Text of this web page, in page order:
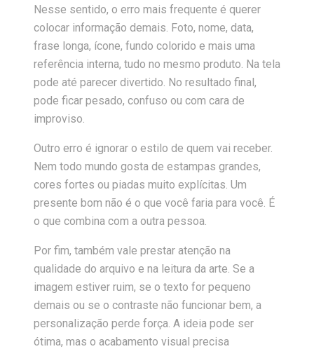
Nesse sentido, o erro mais frequente é querer
colocar informação demais. Foto, nome, data,
frase longa, ícone, fundo colorido e mais uma
referência interna, tudo no mesmo produto. Na tela
pode até parecer divertido. No resultado final,
pode ficar pesado, confuso ou com cara de
improviso.
Outro erro é ignorar o estilo de quem vai receber.
Nem todo mundo gosta de estampas grandes,
cores fortes ou piadas muito explícitas. Um
presente bom não é o que você faria para você. É
o que combina com a outra pessoa.
Por fim, também vale prestar atenção na
qualidade do arquivo e na leitura da arte. Se a
imagem estiver ruim, se o texto for pequeno
demais ou se o contraste não funcionar bem, a
personalização perde força. A ideia pode ser
ótima, mas o acabamento visual precisa